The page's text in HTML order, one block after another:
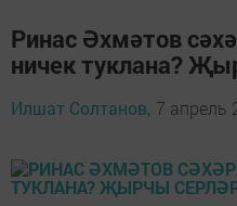
Ринас Әхмәтов
ничек туклана?
Илшат Солтанов, 7 апрель